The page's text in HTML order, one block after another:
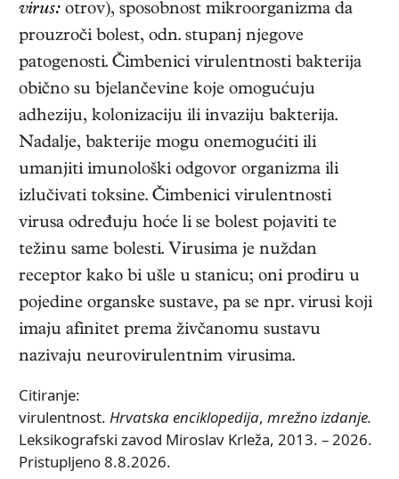
virus: otrov), sposobnost mikroorganizma da
prouzroči bolest, odn. stupanj njegove
patogenosti. Čimbenici virulentnosti bakterija
obično su bjelančevine koje omogućuju
adheziju, kolonizaciju ili invaziju bakterija.
Nadalje, bakterije mogu onemogućiti ili
umanjiti imunološki odgovor organizma ili
izlučivati toksine. Čimbenici virulentnosti
virusa određuju hoće li se bolest pojaviti te
težinu same bolesti. Virusima je nuždan
receptor kako bi ušle u stanicu; oni prodiru u
pojedine organske sustave, pa se npr. virusi koji
imaju afinitet prema živčanomu sustavu
nazivaju neurovirulentnim virusima.
Citiranje:
virulentnost. Hrvatska enciklopedija, mrežno izdanje.
Leksikografski zavod Miroslav Krleža, 2013. – 2026.
Pristupljeno 8.8.2026.